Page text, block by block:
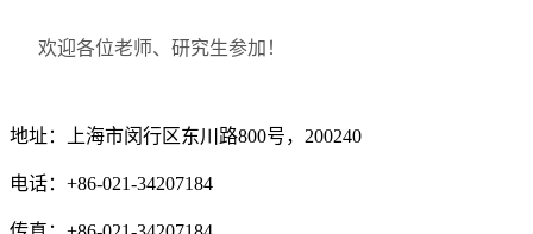
欢迎各位老师、研究生参加！
地址：上海市闵行区东川路800号，200240
电话：+86-021-34207184